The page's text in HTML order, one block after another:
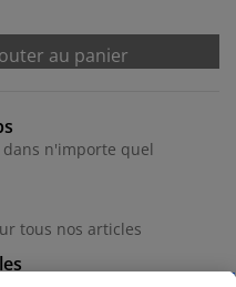
au panier
n'importe quel
tous nos articles